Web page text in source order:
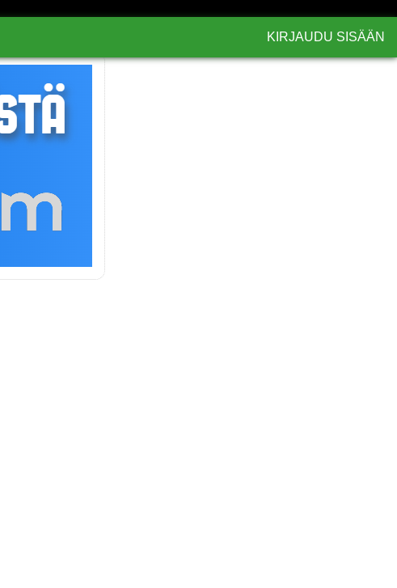
KIRJAUDU SISÄÄN